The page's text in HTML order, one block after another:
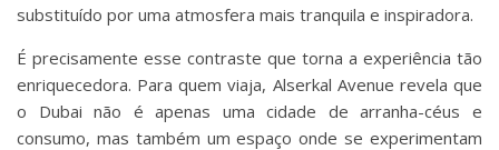
substituído por uma atmosfera mais tranquila e inspiradora.
É precisamente esse contraste que torna a experiência tão
enriquecedora. Para quem viaja, Alserkal Avenue revela que
o Dubai não é apenas uma cidade de arranha-céus e
consumo, mas também um espaço onde se experimentam